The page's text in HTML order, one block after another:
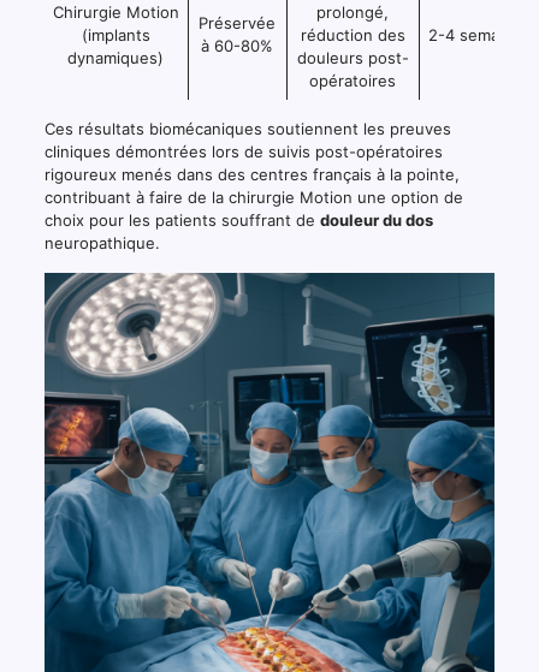
Chirurgie Motion
(implants
dynamiques)
Préservée
à 60-80%
prolongé,
réduction des
douleurs post-
opératoires
2-4 semaines
Ces résultats biomécaniques soutiennent les preuves
cliniques démontrées lors de suivis post-opératoires
rigoureux menés dans des centres français à la pointe,
contribuant à faire de la chirurgie Motion une option de
choix pour les patients souffrant de douleur du dos
neuropathique.